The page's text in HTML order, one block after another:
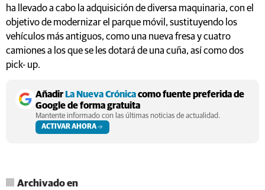
ha llevado a cabo la adquisición de diversa maquinaria, con el
objetivo de modernizar el parque móvil, sustituyendo los
vehículos más antiguos, como una nueva fresa y cuatro
camiones a los que se les dotará de una cuña, así como dos
pick- up.
AñadirLa Nueva Crónicacomo fuente preferida de
Google de forma gratuita
Mantente informado con las últimas noticias de actualidad.
ACTIVAR AHORA
Archivado en